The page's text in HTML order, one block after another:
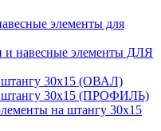
элементы для
и навесные элементы ДЛЯ
30х15 (ОВАЛ)
30х15 (ПРОФИЛЬ)
на штангу 30х15